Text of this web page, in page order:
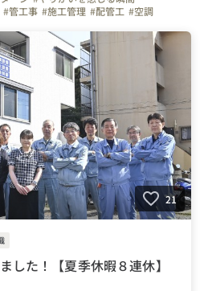
#管工事 #施工管理 #配管工 #空調
算賞与 #社員旅行
#面接担当の素顔
の雰囲気
#会社の推しポイント
#はたらく人
備
#株式会社三ツ星工業
21
した！【夏季休暇８連休】